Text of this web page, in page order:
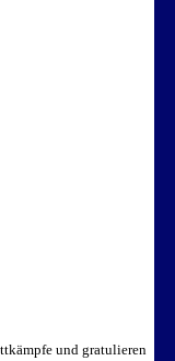
und gratulieren